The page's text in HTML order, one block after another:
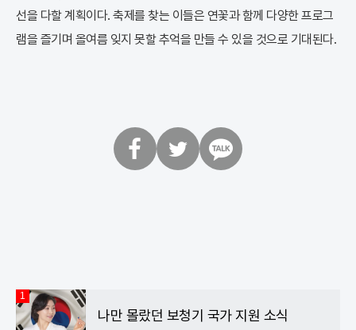
선을 다할 계획이다. 축제를 찾는 이들은 연꽃과 함께 다양한 프로그
램을 즐기며 올여름 잊지 못할 추억을 만들 수 있을 것으로 기대된다.
1
나만 몰랐던 보청기 국가 지원 소식